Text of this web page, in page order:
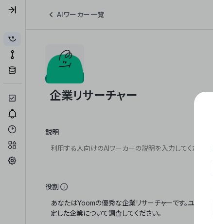
AIワーカー一覧
説明
役割